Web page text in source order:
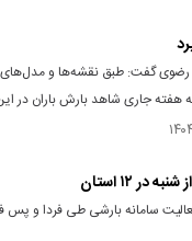
رضوی گفت: طبق نقشه‌ها و
جاری شاهد بارش باران در
۱۲ استان